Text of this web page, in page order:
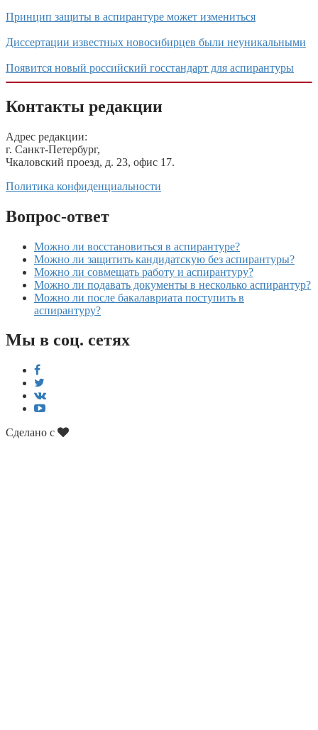
Принцип защиты в аспирантуре может измениться
Диссертации известных новосибирцев были неуникальными
Появится новый российский госстандарт для аспирантуры
Контакты редакции
Адрес редакции:
г. Санкт-Петербург,
Чкаловский проезд, д. 23, офис 17.
Политика конфиденциальности
Вопрос-ответ
Можно ли восстановиться в аспирантуре?
Можно ли защитить кандидатскую без аспирантуры?
Можно ли совмещать работу и аспирантуру?
Можно ли подавать документы в несколько аспирантур?
Можно ли после бакалавриата поступить в
аспирантуру?
Мы в соц. сетях
Сделано с